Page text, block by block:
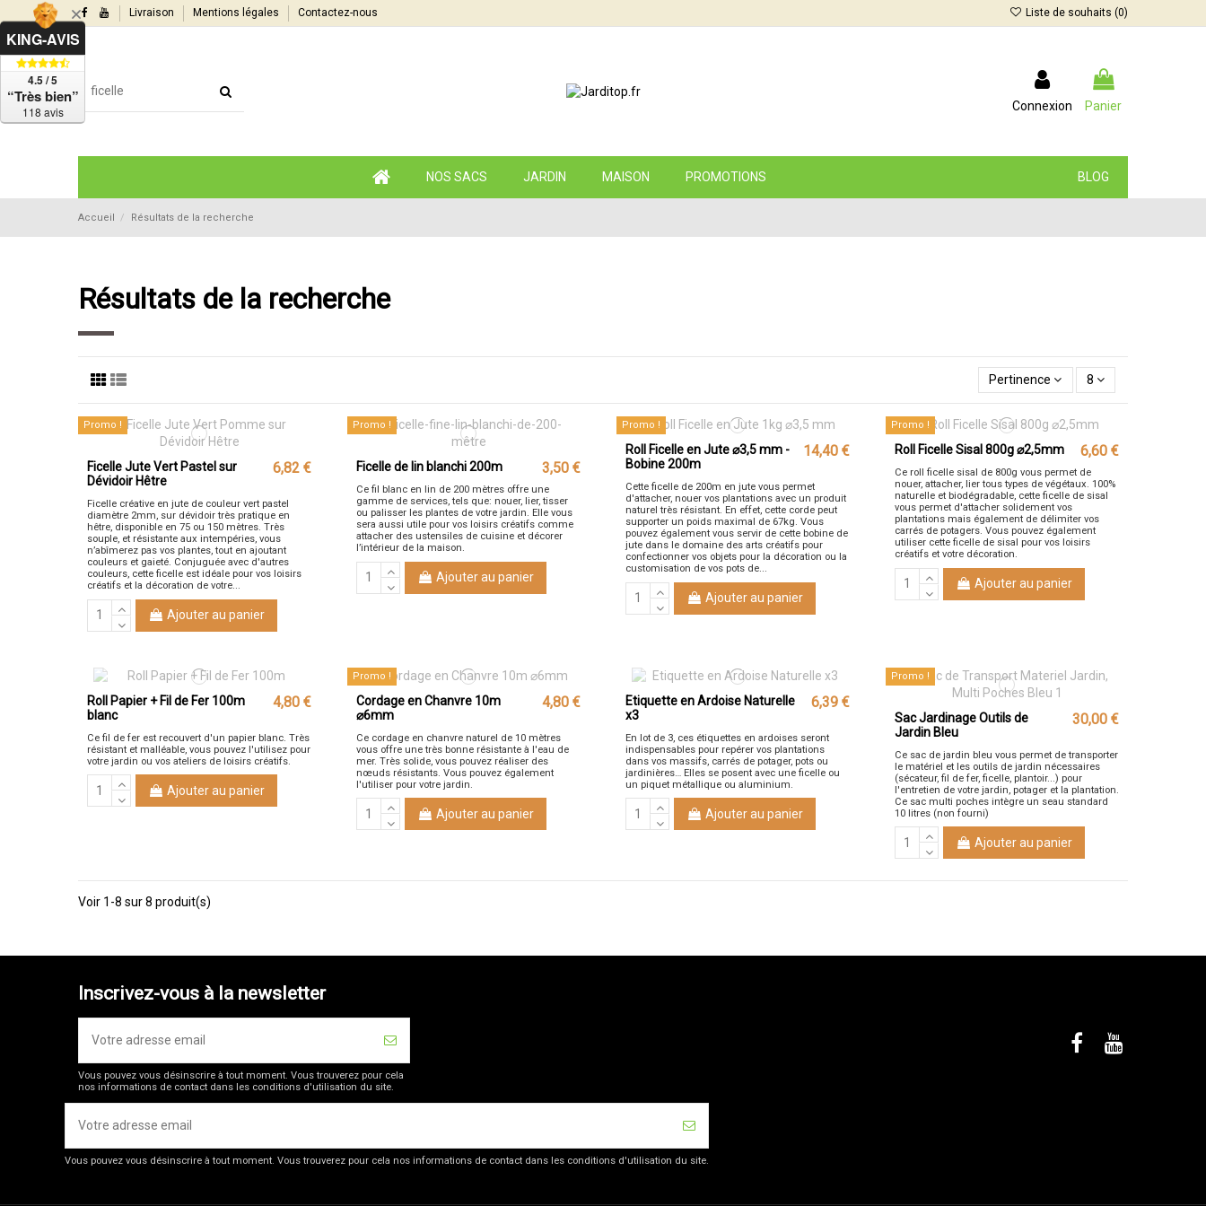
Livraison Mentions légales Contactez-nous Liste de souhaits (0)
Connexion Panier
NOS SACS JARDIN MAISON PROMOTIONS BLOG
Accueil Résultats de la recherche
Résultats de la recherche
Pertinence 8
Promo !
Ficelle Jute Vert Pastel sur
Dévidoir Hêtre
6,82 €
Ficelle créative en jute de couleur vert pastel
diamètre 2mm, sur dévidoir très pratique en
hêtre, disponible en 75 ou 150 mètres. Très
souple, et résistante aux intempéries, vous
n’abîmerez pas vos plantes, tout en ajoutant
couleurs et gaieté. Conjuguée avec d'autres
couleurs, cette ficelle est idéale pour vos loisirs
créatifs et la décoration de votre...
Ajouter au panier
Promo !
Ficelle de lin blanchi 200m 3,50 €
Ce fil blanc en lin de 200 mètres offre une
gamme de services, tels que: nouer, lier, tisser
ou palisser les plantes de votre jardin. Elle vous
sera aussi utile pour vos loisirs créatifs comme
attacher des ustensiles de cuisine et décorer
l’intérieur de la maison.
Ajouter au panier
Promo !
Roll Ficelle en Jute ⌀3,5 mm -
Bobine 200m
14,40 €
Cette ficelle de 200m en jute vous permet
d'attacher, nouer vos plantations avec un produit
naturel très résistant. En effet, cette corde peut
supporter un poids maximal de 67kg. Vous
pouvez également vous servir de cette bobine de
jute dans le domaine des arts créatifs pour
confectionner vos objets pour la décoration ou la
customisation de vos pots de...
Ajouter au panier
Promo !
Roll Ficelle Sisal 800g ⌀2,5mm 6,60 €
Ce roll ficelle sisal de 800g vous permet de
nouer, attacher, lier tous types de végétaux. 100%
naturelle et biodégradable, cette ficelle de sisal
vous permet d'attacher solidement vos
plantations mais également de délimiter vos
carrés de potagers. Vous pouvez également
utiliser cette ficelle de sisal pour vos loisirs
créatifs et votre décoration.
Ajouter au panier
Roll Papier + Fil de Fer 100m
blanc
4,80 €
Ce fil de fer est recouvert d'un papier blanc. Très
résistant et malléable, vous pouvez l'utilisez pour
votre jardin ou vos ateliers de loisirs créatifs.
Ajouter au panier
Promo !
Cordage en Chanvre 10m
⌀6mm
4,80 €
Ce cordage en chanvre naturel de 10 mètres
vous offre une très bonne résistante à l'eau de
mer. Très solide, vous pouvez réaliser des
nœuds résistants. Vous pouvez également
l'utiliser pour votre jardin.
Ajouter au panier
Etiquette en Ardoise Naturelle
x3
6,39 €
En lot de 3, ces étiquettes en ardoises seront
indispensables pour repérer vos plantations
dans vos massifs, carrés de potager, pots ou
jardinières… Elles se posent avec une ficelle ou
un piquet métallique ou aluminium.
Ajouter au panier
Promo !
Sac Jardinage Outils de
Jardin Bleu
30,00 €
Ce sac de jardin bleu vous permet de transporter
le matériel et les outils de jardin nécessaires
(sécateur, fil de fer, ficelle, plantoir...) pour
l'entretien de votre jardin, potager et la plantation.
Ce sac multi poches intègre un seau standard
10 litres (non fourni)
Ajouter au panier
Voir 1-8 sur 8 produit(s)
Inscrivez-vous à la newsletter
Vous pouvez vous désinscrire à tout moment. Vous trouverez pour cela
nos informations de contact dans les conditions d'utilisation du site.
Vous pouvez vous désinscrire à tout moment. Vous trouverez pour cela nos informations de contact dans les conditions d'utilisation du site.
KING-AVIS
4.5 / 5
“Très bien”
118 avis